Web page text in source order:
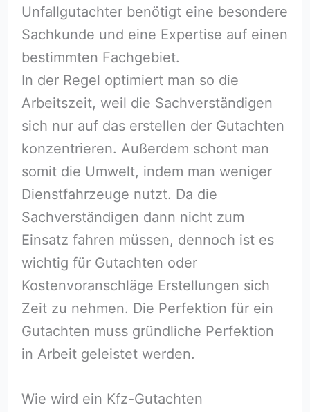
Unfallgutachter benötigt eine besondere
Sachkunde und eine Expertise auf einen
bestimmten Fachgebiet.
In der Regel optimiert man so die
Arbeitszeit, weil die Sachverständigen
sich nur auf das erstellen der Gutachten
konzentrieren. Außerdem schont man
somit die Umwelt, indem man weniger
Dienstfahrzeuge nutzt. Da die
Sachverständigen dann nicht zum
Einsatz fahren müssen, dennoch ist es
wichtig für Gutachten oder
Kostenvoranschläge Erstellungen sich
Zeit zu nehmen. Die Perfektion für ein
Gutachten muss gründliche Perfektion
in Arbeit geleistet werden.
Wie wird ein Kfz-Gutachten